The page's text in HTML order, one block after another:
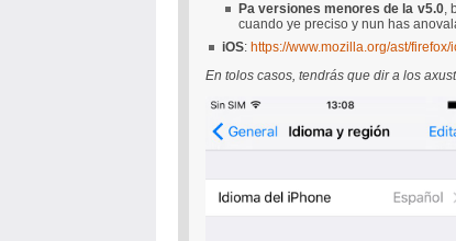
Pa versiones menores de la v5.0,
cuando ye preciso y nun has
iOS: https://www.mozilla.org/ast/firefox/
En tolos casos, tendrás que dir a los